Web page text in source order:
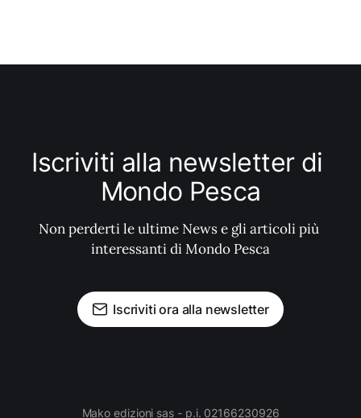
Iscriviti alla newsletter di
Mondo Pesca
Non perderti le ultime News e gli articoli più
interessanti di Mondo Pesca
Iscriviti ora alla newsletter
Mako edizioni sas - p.i. 02166230926